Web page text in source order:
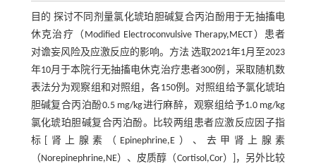
目的 探讨不同剂量氯化琥珀胆碱复合丙泊酚用于无抽搐电
休克治疗（Modified Electroconvulsive Therapy,MECT）患者
对谵妄风险及应激反应的影响。方法 选取2021年1月至2023
年10月于本院行无抽搐电休克治疗患者300例，采取随机数
表法分为观察组和对照组，各150例。对照组给予氯化琥珀
胆碱复合丙泊酚0.5 mg/kg进行麻醉，观察组给予1.0 mg/kg
氯化琥珀胆碱复合丙泊酚。比较两组患者应激反应因子指
标[肾上腺素（Epinephrine,E）、去甲肾上腺素
（Norepinephrine,NE）、皮质醇（Cortisol,Cor）]，另外比较